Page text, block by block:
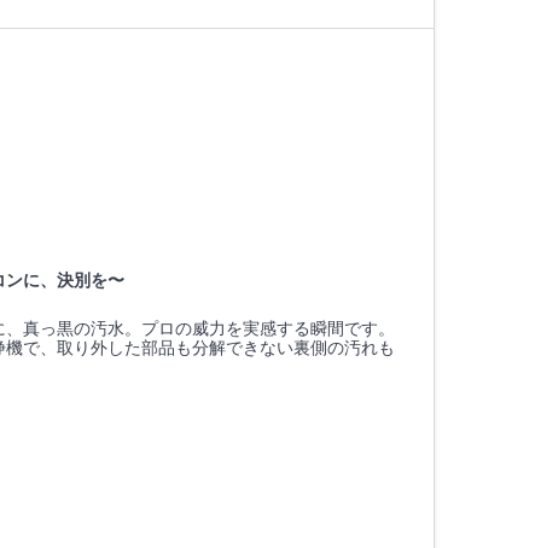
ンに、決別を〜
真っ黒の汚水。プロの威力を実感する瞬間です。
で、取り外した部品も分解できない裏側の汚れも